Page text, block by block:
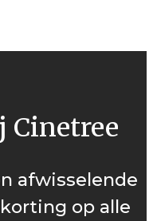
Cinetree
afwisselende
op alle